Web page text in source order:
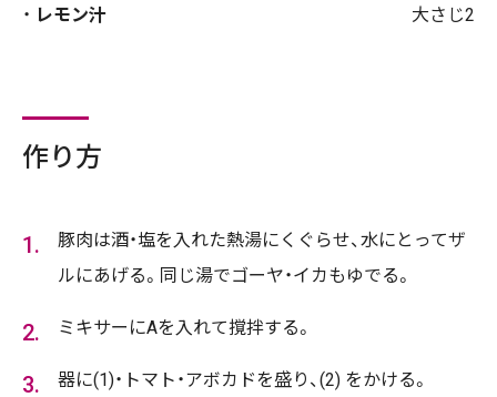
レモン汁
大さじ2
作り方
豚肉は酒・塩を入れた熱湯にくぐらせ、水にとってザ
ルにあげる。同じ湯でゴーヤ・イカもゆでる。
ミキサーにAを入れて撹拌する。
器に(1)・トマト・アボカドを盛り、(2) をかける。